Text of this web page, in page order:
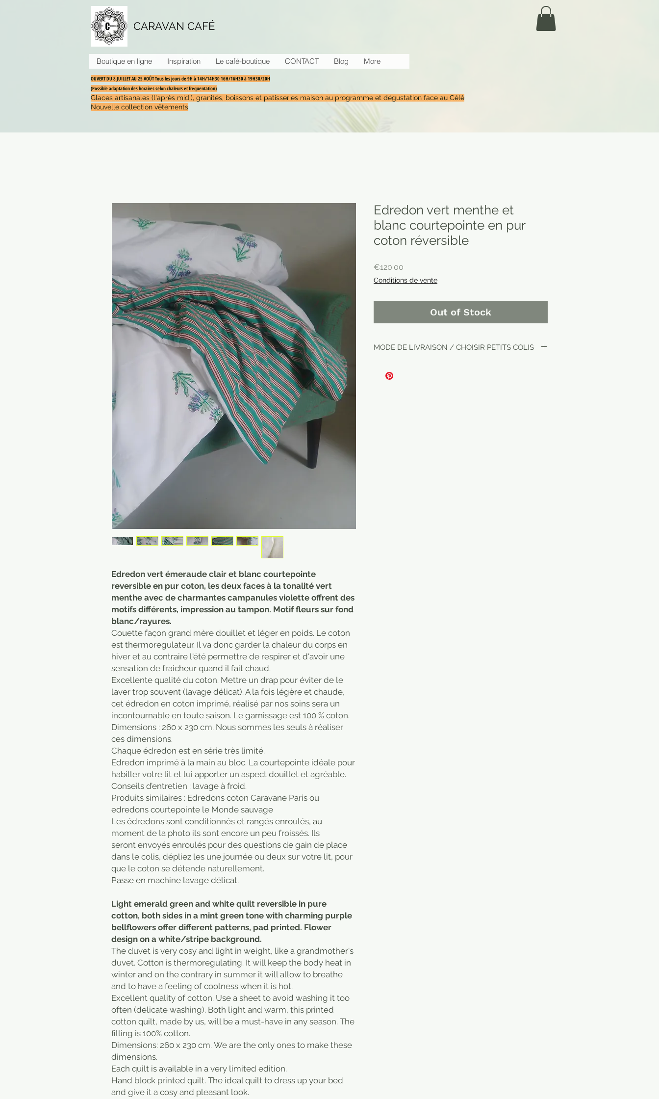
CARAVAN CAFÉ
Boutique en ligne Inspiration Le café-boutique CONTACT Blog More
OUVERT DU 8 JUILLET AU 25 AOÛT Tous les jours de 9H à 14H/14H30 16H/16H30 à 19H30/20H
(Possible adaptation des horaires selon chaleurs et frequentation)
Glaces artisanales (l'après midi), granités, boissons et patisseries maison au programme et dégustation face au Célé
Nouvelle collection vêtements
Edredon vert émeraude clair et blanc courtepointe
reversible en pur coton, les deux faces à la tonalité vert
menthe avec de charmantes campanules violette offrent des
motifs différents, impression au tampon. Motif fleurs sur fond
blanc/rayures.
Couette façon grand mère douillet et léger en poids. Le coton
est thermoregulateur. Il va donc garder la chaleur du corps en
hiver et au contraire l'été permettre de respirer et d'avoir une
sensation de fraicheur quand il fait chaud.
Excellente qualité du coton. Mettre un drap pour éviter de le
laver trop souvent (lavage délicat). A la fois légère et chaude,
cet édredon en coton imprimé, réalisé par nos soins sera un
incontournable en toute saison. Le garnissage est 100 % coton.
Dimensions : 260 x 230 cm. Nous sommes les seuls à réaliser
ces dimensions.
Chaque édredon est en série très limité.
Edredon imprimé à la main au bloc. La courtepointe idéale pour
habiller votre lit et lui apporter un aspect douillet et agréable.
Conseils d’entretien : lavage à froid.
Produits similaires : Edredons coton Caravane Paris ou
edredons courtepointe le Monde sauvage
Les édredons sont conditionnés et rangés enroulés, au
moment de la photo ils sont encore un peu froissés. Ils
seront envoyés enroulés pour des questions de gain de place
dans le colis, dépliez les une journée ou deux sur votre lit, pour
que le coton se détende naturellement.
Passe en machine lavage délicat.
Light emerald green and white quilt reversible in pure
cotton, both sides in a mint green tone with charming purple
bellflowers offer different patterns, pad printed. Flower
design on a white/stripe background.
The duvet is very cosy and light in weight, like a grandmother's
duvet. Cotton is thermoregulating. It will keep the body heat in
winter and on the contrary in summer it will allow to breathe
and to have a feeling of coolness when it is hot.
Excellent quality of cotton. Use a sheet to avoid washing it too
often (delicate washing). Both light and warm, this printed
cotton quilt, made by us, will be a must-have in any season. The
filling is 100% cotton.
Dimensions: 260 x 230 cm. We are the only ones to make these
dimensions.
Each quilt is available in a very limited edition.
Hand block printed quilt. The ideal quilt to dress up your bed
and give it a cosy and pleasant look.
Edredon vert menthe et
blanc courtepointe en pur
coton réversible
€120.00
Conditions de vente
Out of Stock
MODE DE LIVRAISON / CHOISIR PETITS COLIS